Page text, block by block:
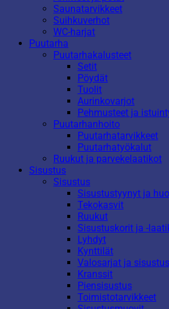
Saunatarvikkeet
Suihkuverhot
WC-harjat
Puutarha
Puutarhakalusteet
Setit
Pöydät
Tuolit
Aurinkovarjot
Pehmusteet ja
Puutarhanhoito
Puutarhatarvikkeet
Puutarhatyökalut
Ruukut ja parvekelaatikot
Sisustus
Sisustus
Sisustustyynyt ja
Tekokasvit
Ruukut
Sisustuskorit ja -
Lyhdyt
Kynttilät
Valosarjat ja
Kranssit
Piensisustus
Toimistotarvikkeet